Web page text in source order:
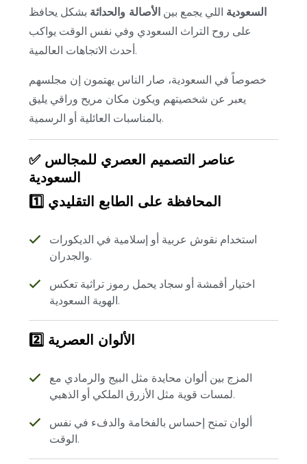
السعودية اللي يجمع بين الأصالة والحداثة بشكل يحافظ
على روح التراث السعودي وفي نفس الوقت يواكب
أحدث الاتجاهات العالمية.
خصوصاً في السعودية، صار الناس يهتمون إن مجلسهم
يعبر عن شخصيتهم ويكون مكان مريح وراقي يليق
بالمناسبات العائلية أو الرسمية.
✅ عناصر التصميم العصري للمجالس
السعودية
1️⃣ المحافظة على الطابع التقليدي
استخدام نقوش عربية أو إسلامية في الديكورات
والجدران.
اختيار أقمشة أو سجاد يحمل رموز تراثية تعكس
الهوية السعودية.
2️⃣ الألوان العصرية
المزج بين ألوان محايدة مثل البيج والرمادي مع
لمسات قوية مثل الأزرق الملكي أو الذهبي.
ألوان تمنح إحساس بالفخامة والدفء في نفس
الوقت.